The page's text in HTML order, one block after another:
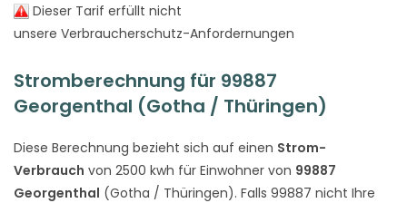
Dieser Tarif erfüllt nicht
unsere Verbraucherschutz-Anfordernungen
Stromberechnung für 99887
Georgenthal (Gotha / Thüringen)
Diese Berechnung bezieht sich auf einen Strom-
Verbrauch von 2500 kwh für Einwohner von 99887
Georgenthal (Gotha / Thüringen). Falls 99887 nicht Ihre